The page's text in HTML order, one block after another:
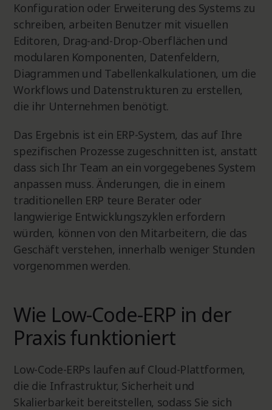
Konfiguration oder Erweiterung des Systems zu
schreiben, arbeiten Benutzer mit visuellen
Editoren, Drag-and-Drop-Oberflächen und
modularen Komponenten, Datenfeldern,
Diagrammen und Tabellenkalkulationen, um die
Workflows und Datenstrukturen zu erstellen,
die ihr Unternehmen benötigt.
Das Ergebnis ist ein ERP-System, das auf Ihre
spezifischen Prozesse zugeschnitten ist, anstatt
dass sich Ihr Team an ein vorgegebenes System
anpassen muss. Änderungen, die in einem
traditionellen ERP teure Berater oder
langwierige Entwicklungszyklen erfordern
würden, können von den Mitarbeitern, die das
Geschäft verstehen, innerhalb weniger Stunden
vorgenommen werden.
Wie Low-Code-ERP in der
Praxis funktioniert
Low-Code-ERPs laufen auf Cloud-Plattformen,
die die Infrastruktur, Sicherheit und
Skalierbarkeit bereitstellen, sodass Sie sich